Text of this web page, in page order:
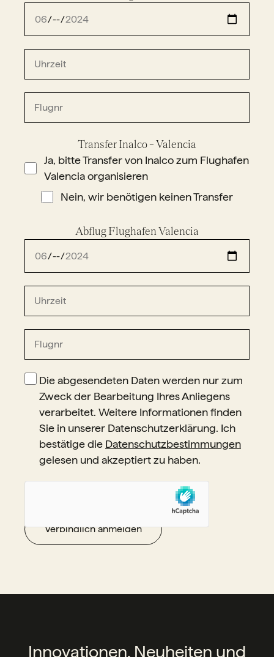
Transfer Inalco – Valencia
Ja, bitte Transfer von Inalco zum Flughafen
Valencia organisieren
Nein, wir benötigen keinen Transfer
Abflug Flughafen Valencia
Die abgesendeten Daten werden nur zum
Zweck der Bearbeitung Ihres Anliegens
verarbeitet. Weitere Informationen finden
Sie in unserer Datenschutzerklärung. Ich
bestätige die Datenschutzbestimmungen
gelesen und akzeptiert zu haben.
Innovationen, Neuheiten und